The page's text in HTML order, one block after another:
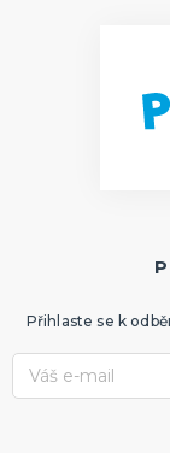
Přihlaste se k